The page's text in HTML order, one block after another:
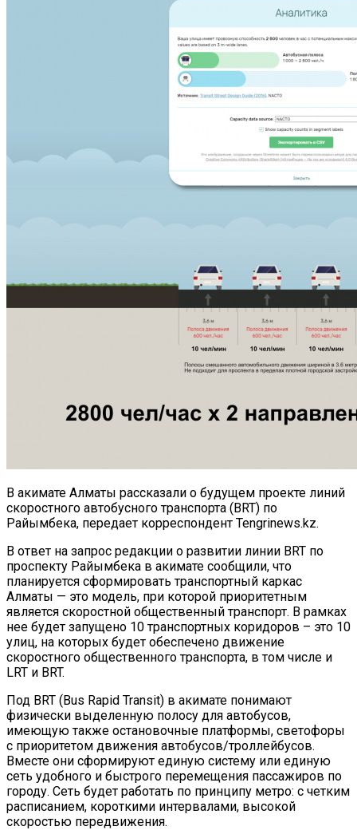
В акимате Алматы рассказали о будущем проекте линий
скоростного автобусного транспорта (BRT) по
Райымбека, передает корреспондент Tengrinews.kz.
В ответ на запрос редакции о развитии линии BRT по
проспекту Райымбека в акимате сообщили, что
планируется сформировать транспортный каркас
Алматы — это модель, при которой приоритетным
является скоростной общественный транспорт. В рамках
нее будет запущено 10 транспортных коридоров – это 10
улиц, на которых будет обеспечено движение
скоростного общественного транспорта, в том числе и
LRT и BRT.
Под BRT (Bus Rapid Transit) в акимате понимают
физически выделенную полосу для автобусов,
имеющую также остановочные платформы, светофоры
с приоритетом движения автобусов/троллейбусов.
Вместе они сформируют единую систему или единую
сеть удобного и быстрого перемещения пассажиров по
городу. Сеть будет работать по принципу метро: с четким
расписанием, короткими интервалами, высокой
скоростью передвижения.